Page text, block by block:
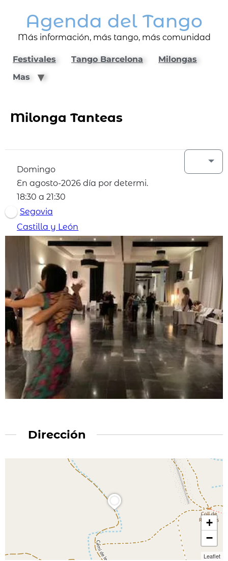
Agenda del Tango
Más información, más tango, más comunidad
Festivales Tango Barcelona
Milongas
Mas
Milonga Tanteas
Domingo
En agosto-2026 día por determi.
18:30 a 21:30
Segovia
Castilla y León
Dirección
+
−
Leaflet